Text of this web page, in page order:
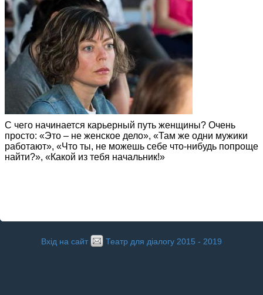
С чего начинается карьерный путь женщины? Очень
просто: «Это – не женское дело», «Там же одни мужики
работают», «Что ты, не можешь себе что-нибудь попроще
найти?», «Какой из тебя начальник!»
Вхід на сайт Театр для діалогу 2015 - 2019